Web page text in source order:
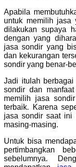
Apabila
untuk memilih jasa
dilakukan supaya
dengan yang
jasa sondir yang
dan kekurangan
sondir yang benar-
Jadi itulah
sondir dan
memilih jasa
terbaik. Karena
jasa sondir saat ini
masing-masing.
Untuk bisa
pertimbangkan
sebelumnya.